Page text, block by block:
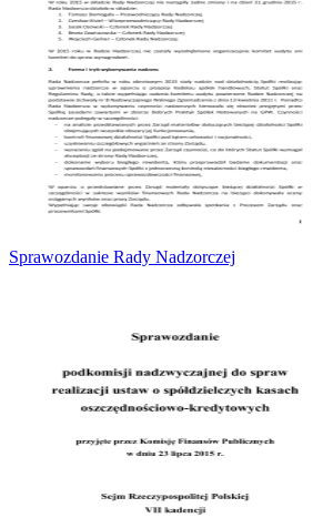
Sprawozdanie Rady Nadzorczej